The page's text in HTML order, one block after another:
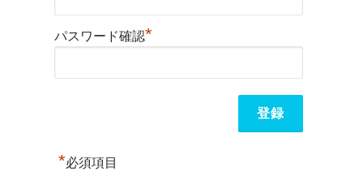
パスワード確認*
*必須項目